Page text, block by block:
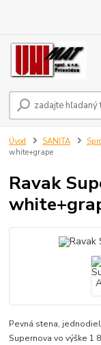
Úvod SANITA
white+grape
Ravak
Pevná stena,
Supernova vo výške 1